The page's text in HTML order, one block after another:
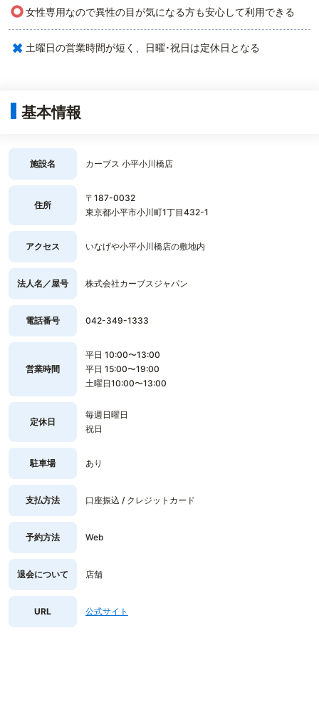
○女性専用なので異性の目が気になる方も安心して利用できる
× 土曜日の営業時間が短く、日曜･祝日は定休日となる
基本情報
施設名 カーブス 小平小川橋店
住所
〒187-0032
東京都小平市小川町1丁目432-1
アクセス いなげや小平小川橋店の敷地内
法人名／屋号 株式会社カーブスジャパン
電話番号 042-349-1333
営業時間
平日 10:00〜13:00
平日 15:00〜19:00
土曜日10:00〜13:00
定休日
毎週日曜日
祝日
駐車場 あり
支払方法 口座振込 / クレジットカード
予約方法 Web
退会について 店舗
URL 公式サイト